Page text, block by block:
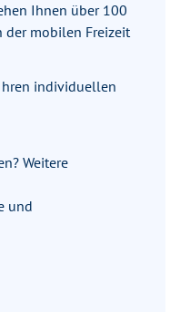
Ihnen über 100
der mobilen Freizeit
individuellen
Weitere
und